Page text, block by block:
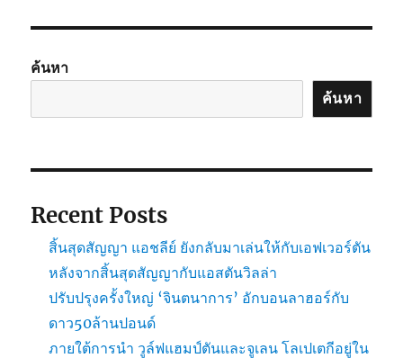
ค้นหา
ค้นหา
Recent Posts
สิ้นสุดสัญญา แอชลีย์ ยังกลับมาเล่นให้กับเอฟเวอร์ตัน
หลังจากสิ้นสุดสัญญากับแอสตันวิลล่า
ปรับปรุงครั้งใหญ่ ‘จินตนาการ’ อักบอนลาฮอร์กับ
ดาว50ล้านปอนด์
ภายใต้การนำ วูล์ฟแฮมป์ตันและจูเลน โลเปเตกีอยู่ใน